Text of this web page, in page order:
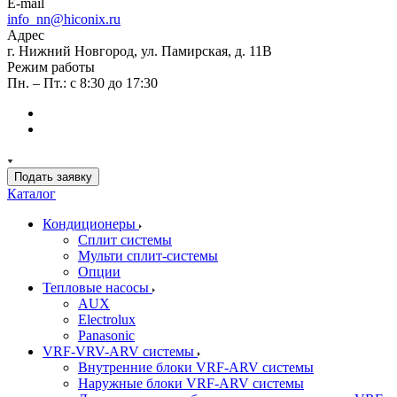
E-mail
info_nn@hiconix.ru
Адрес
г. Нижний Новгород, ул. Памирская, д. 11В
Режим работы
Пн. – Пт.: с 8:30 до 17:30
Подать заявку
Каталог
Кондиционеры
Сплит системы
Мульти сплит-системы
Опции
Тепловые насосы
AUX
Electrolux
Panasonic
VRF-VRV-ARV системы
Внутренние блоки VRF-ARV системы
Наружные блоки VRF-ARV системы